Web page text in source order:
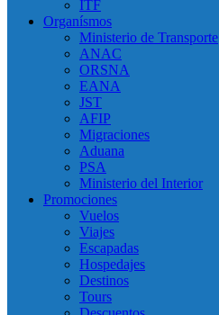
ITF
Organísmos
Ministerio de Transporte
ANAC
ORSNA
EANA
JST
AFIP
Migraciones
Aduana
PSA
Ministerio del Interior
Promociones
Vuelos
Viajes
Escapadas
Hospedajes
Destinos
Tours